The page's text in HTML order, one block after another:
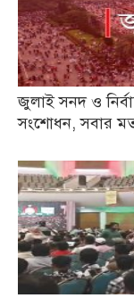
জুলাই সনদ ও
সংশোধন, সবার